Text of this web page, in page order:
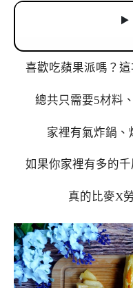
喜歡吃蘋果派嗎？
總共只需要5材料
家裡有氣炸鍋
如果你家裡有多的
真的比麥X